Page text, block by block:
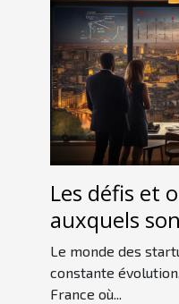
Les défis et
auxquels
startups
marché
Le monde des
constante
France où...